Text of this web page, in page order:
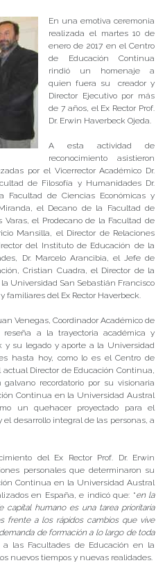
En una emotiva ceremonia
realizada el martes 10 de
enero de 2017 en el Centro
de Educación Continua
rindió un homenaje a
quien fuera su creador y
Director Ejecutivo por más
de 7 años, el Ex Rector Prof.
Dr. Erwin Haverbeck Ojeda.
A esta actividad de
reconocimiento asistieron
por el Vicerrector Académico Dr.
de Filosofía y Humanidades Dr.
Facultad de Ciencias Económicas y
el Decano de la Facultad de
el Prodecano de la Facultad de
Mansilla, el Director de Relaciones
del Instituto de Educación de la
Dr. Marcelo Arancibia, el Jefe de
Cristian Cuadra, el Director de la
Universidad San Sebastián Francisco
del Ex Rector Haverbeck.
Venegas, Coordinador Académico de
reseña a la trayectoria académica y
y su legado y aporte a la Universidad
hasta hoy, como lo es el Centro de
Director de Educación Continua,
recordatorio por su visionaria
Continua en la Universidad Austral
un quehacer proyectado para el
desarrollo integral de las personas, a
del Ex Rector Prof. Dr. Erwin
personales que determinaron su
Continua en la Universidad Austral
en España, e indicó que: “en la
capital humano es una tarea prioritaria
frente a los rápidos cambios que vive
de formación a lo largo de toda
las Facultades de Educación en la
nuevos tiempos y nuevas realidades.